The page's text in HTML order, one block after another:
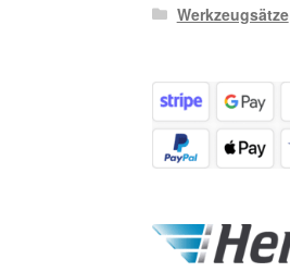
Werkzeugsätze